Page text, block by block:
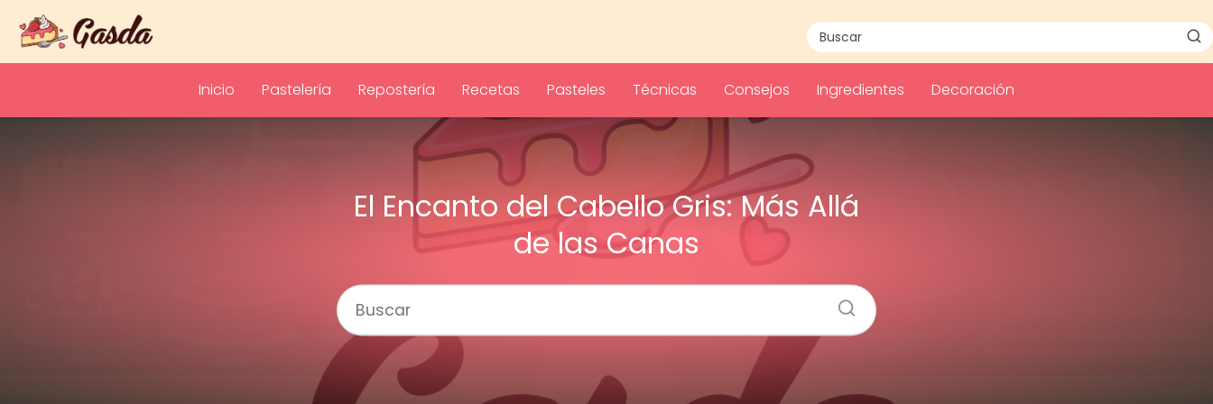
Inicio Pastelería Repostería Recetas Pasteles Técnicas Consejos Ingredientes Decoración
El Encanto del Cabello Gris: Más Allá
de las Canas